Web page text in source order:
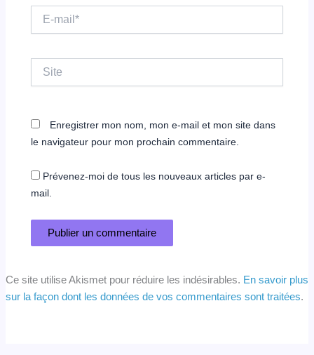
mail*
Site
Enregistrer mon nom, mon e-mail et mon site dans
le navigateur pour mon prochain commentaire.
Prévenez-moi de tous les nouveaux articles par e-
mail.
Ce site utilise Akismet pour réduire les indésirables. En savoir plus
sur la façon dont les données de vos commentaires sont traitées.